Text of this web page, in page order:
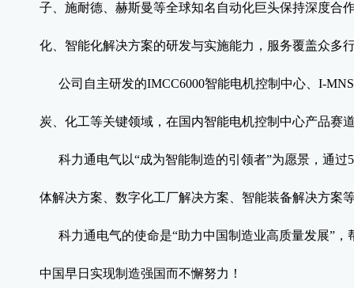
子、施耐德、赫斯曼等全球知名自动化巨头保持深度合
化、智能化解决方案的研发与实施能力，服务覆盖众多
公司自主研发的IMCC6000智能电机控制中心、I-
炭、化工等关键领域，在国内智能电机控制中心产品赛
科力通电气以“成为智能制造的引领者”为愿景，通过
体解决方案 数字化工厂解决方案 智能装备解决方案
科力通电气的使命是“助力中国制造业高质量发展”，
中国早日实现制造强国而不懈努力！